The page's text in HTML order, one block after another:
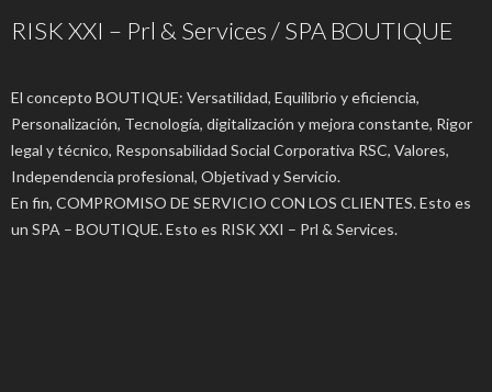
RISK XXI – Prl & Services / SPA BOUTIQUE
El concepto BOUTIQUE: Versatilidad, Equilibrio y eficiencia,
Personalización, Tecnología, digitalización y mejora constante, Rigor
legal y técnico, Responsabilidad Social Corporativa RSC, Valores,
Independencia profesional, Objetivad y Servicio.
En fin, COMPROMISO DE SERVICIO CON LOS CLIENTES. Esto es
un SPA – BOUTIQUE. Esto es RISK XXI – Prl & Services.